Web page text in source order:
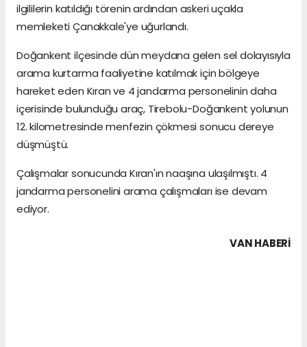
ilgililerin katıldığı törenin ardından askeri uçakla
memleketi Çanakkale'ye uğurlandı.
Doğankent ilçesinde dün meydana gelen sel dolayısıyla
arama kurtarma faaliyetine katılmak için bölgeye
hareket eden Kıran ve 4 jandarma personelinin daha
içerisinde bulunduğu araç, Tirebolu-Doğankent yolunun
12. kilometresinde menfezin çökmesi sonucu dereye
düşmüştü.
Çalışmalar sonucunda Kıran'ın naaşına ulaşılmıştı. 4
jandarma personelini arama çalışmaları ise devam
ediyor.
VAN HABERİ